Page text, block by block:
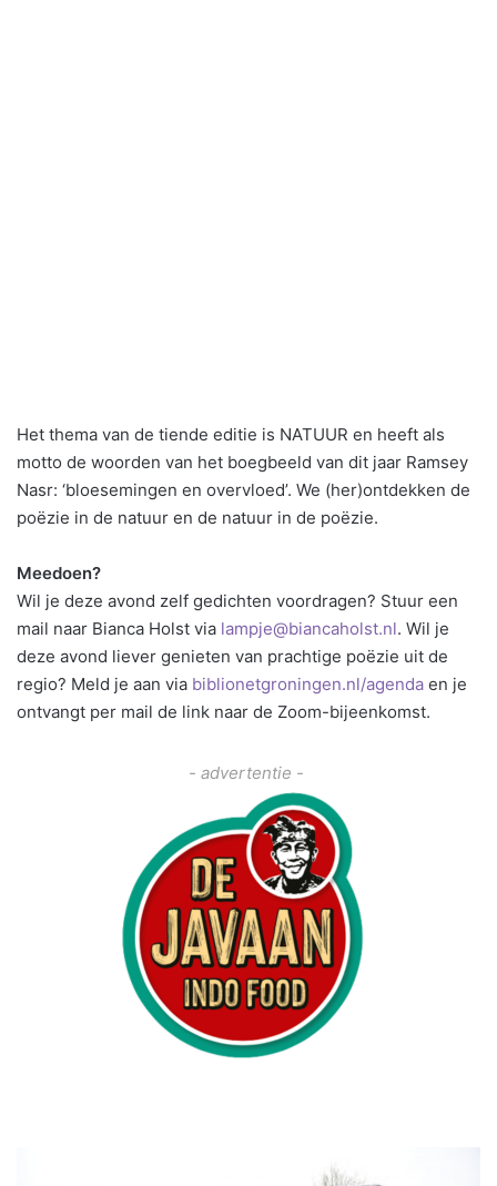
Het thema van de tiende editie is NATUUR en heeft als
motto de woorden van het boegbeeld van dit jaar Ramsey
Nasr: ‘bloesemingen en overvloed’. We (her)ontdekken de
poëzie in de natuur en de natuur in de poëzie.
Meedoen?
Wil je deze avond zelf gedichten voordragen? Stuur een
mail naar Bianca Holst via lampje@biancaholst.nl. Wil je
deze avond liever genieten van prachtige poëzie uit de
regio? Meld je aan via biblionetgroningen.nl/agenda en je
ontvangt per mail de link naar de Zoom-bijeenkomst.
- advertentie -